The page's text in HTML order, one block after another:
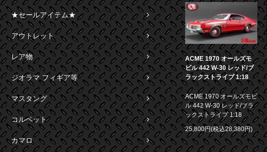
★セールアイテム★
アウトレット
レア物
ジオラマ フィギア等
マスタング
コルベット
カマロ
ACME 1970 オールズモ
ビル 442 W-30 レッド/ブ
ラックストライプ 1:18
ACME 1970 オールズモビ
ル 442 W-30 レッド/ブラ
ックストライプ 1:18
25,800円(税込28,380円)